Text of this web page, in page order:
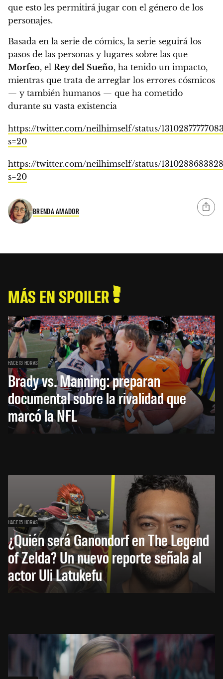
que esto les permitirá jugar con el género de los
personajes.
Basada en la serie de cómics, la serie seguirá los
pasos de las personas y lugares sobre las que
Morfeo, el Rey del Sueño, ha tenido un impacto,
mientras que trata de arreglar los errores cósmicos
— y también humanos — que ha cometido
durante su vasta existencia
https://twitter.com/neilhimself/status/
s=20
https://twitter.com/neilhimself/status/
s=20
BRENDA AMADOR
MÁS EN SPOILER
HACE 13 HORAS
Brady vs. Manning: preparan
documental sobre la rivalidad que
marcó la NFL
HACE 15 HORAS
¿Quién será Ganondorf en The Legend
of Zelda? Un nuevo reporte señala al
actor Uli Latukefu